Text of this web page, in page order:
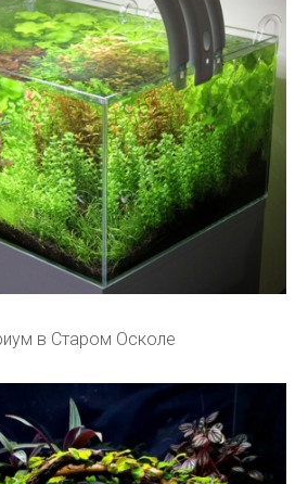
в Старом Осколе